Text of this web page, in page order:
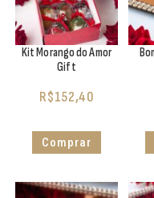
Kit Morango do Amor
Gift
R$152,40
Comprar